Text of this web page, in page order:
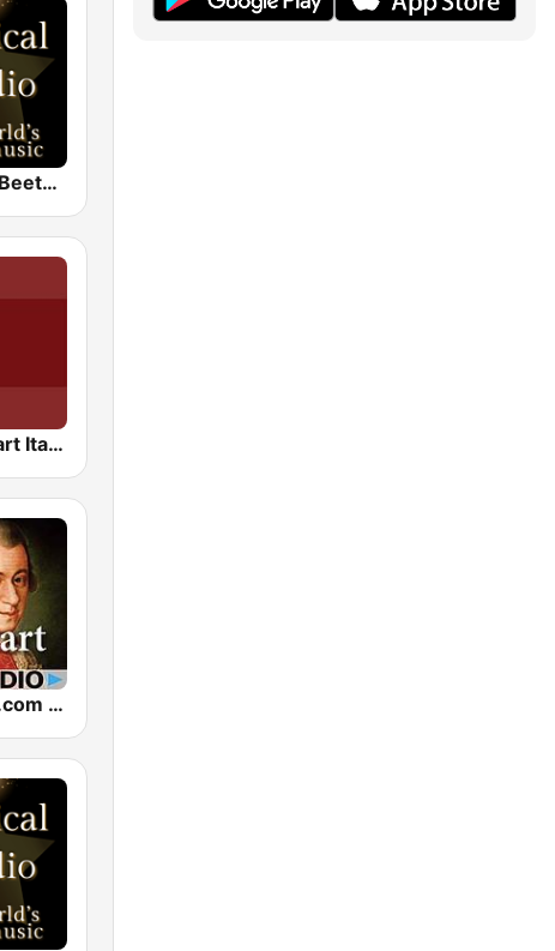
Classical - Beethoven
Radio Mozart Italia
CalmRadio.com - Mozart